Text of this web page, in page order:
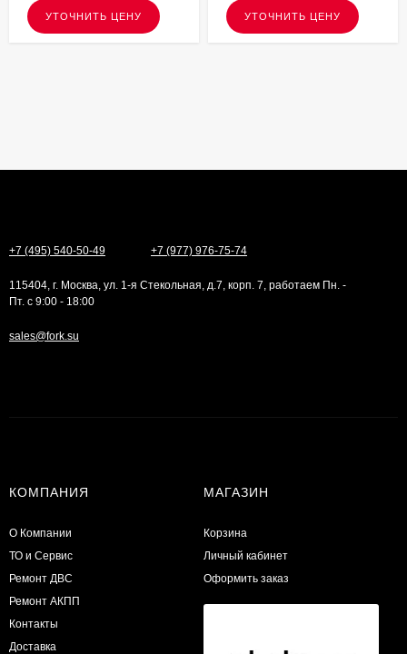
УТОЧНИТЬ ЦЕНУ УТОЧНИТЬ ЦЕНУ
+7 (495) 540-50-49 +7 (977) 976-75-74
115404, г. Москва, ул. 1-я Стекольная, д.7, корп. 7, работаем Пн. -
Пт. с 9:00 - 18:00
sales@fork.su
КОМПАНИЯ
О Компании
ТО и Сервис
​Ремонт ДВС
Ремонт АКПП
Контакты
Доставка
МАГАЗИН
Корзина
Личный кабинет
Оформить заказ